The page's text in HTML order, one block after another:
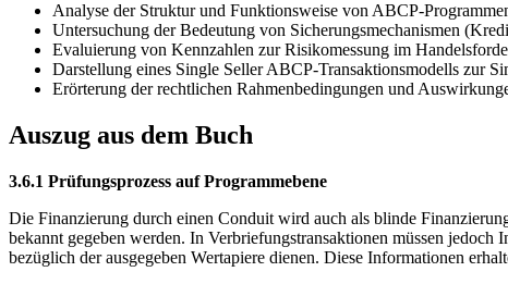
Analyse der Struktur und Funktionsweise von ABCP-
Untersuchung der Bedeutung von Sicherungsmechanismen
Evaluierung von Kennzahlen zur Risikomessung im
Darstellung eines Single Seller ABCP-Transaktionsmodells zur
Erörterung der rechtlichen Rahmenbedingungen und
Auszug aus dem Buch
3.6.1 Prüfungsprozess auf Programmebene
Die Finanzierung durch einen Conduit wird auch als blinde
bekannt gegeben werden. In Verbriefungstransaktionen müssen
bezüglich der ausgegeben Wertapiere dienen. Diese Informationen